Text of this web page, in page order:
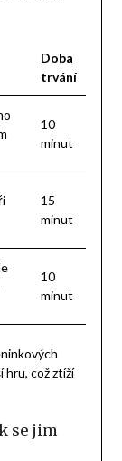
Doba
trvání
10
minut
15
minut
10
minut
hru, což ztíží
se jim